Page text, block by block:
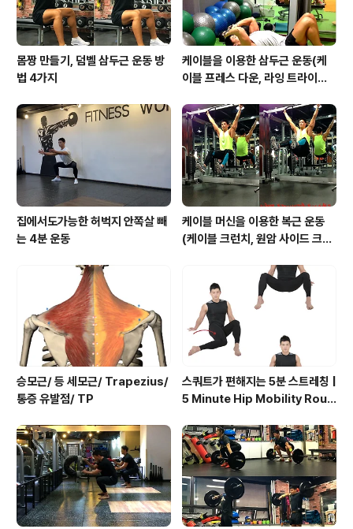
몸짱 만들기, 덤벨 삼두근 운동 방
법 4가지
케이블을 이용한 삼두근 운동(케
이블 프레스 다운, 라잉 트라이셉
텐션)
집에서도가능한 허벅지 안쪽살 빼
는 4분 운동
케이블 머신을 이용한 복근 운동
(케이블 크런치, 원암 사이드 크런
승모근/ 등 세모근/ Trapezius/
통증 유발점/ TP
스쿼트가 편해지는 5분 스트레칭 |
5 Minute Hip Mobility Routi